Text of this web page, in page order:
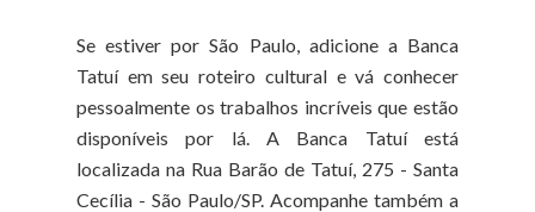
Se estiver por São Paulo, adicione a Banca
Tatuí em seu roteiro cultural e vá conhecer
pessoalmente os trabalhos incríveis que estão
disponíveis por lá. A Banca Tatuí está
localizada na Rua Barão de Tatuí, 275 - Santa
Cecília - São Paulo/SP. Acompanhe também a